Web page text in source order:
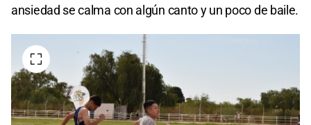
ansiedad se calma con algún canto y un poco de baile.